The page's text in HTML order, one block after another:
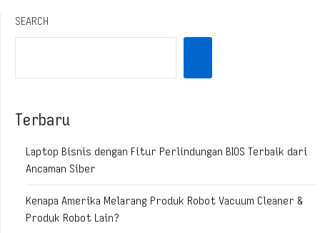
SEARCH
Terbaru
Laptop Bisnis dengan Fitur Perlindungan BIOS Terbaik dari
Ancaman Siber
Kenapa Amerika Melarang Produk Robot Vacuum Cleaner &
Produk Robot Lain?